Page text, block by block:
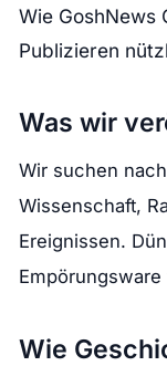
Wie GoshNews
Publizieren
Was wir
Wir suchen
Wissenschaft,
Ereignissen.
Wie